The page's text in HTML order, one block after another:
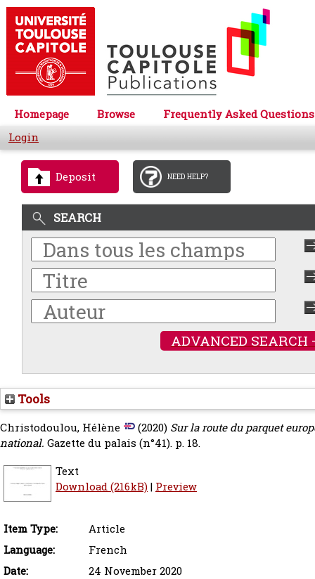
Homepage Browse
Frequently Asked Questions
Login
Deposit NEED HELP?
SEARCH
ADVANCED SEARCH
Tools
Christodoulou, Hélène (2020) Sur la route du parquet
national. Gazette du palais (n°41). p. 18.
Text
Download (216kB)| Preview
Item Type:
Article
Language:
French
Date:
24 November 2020